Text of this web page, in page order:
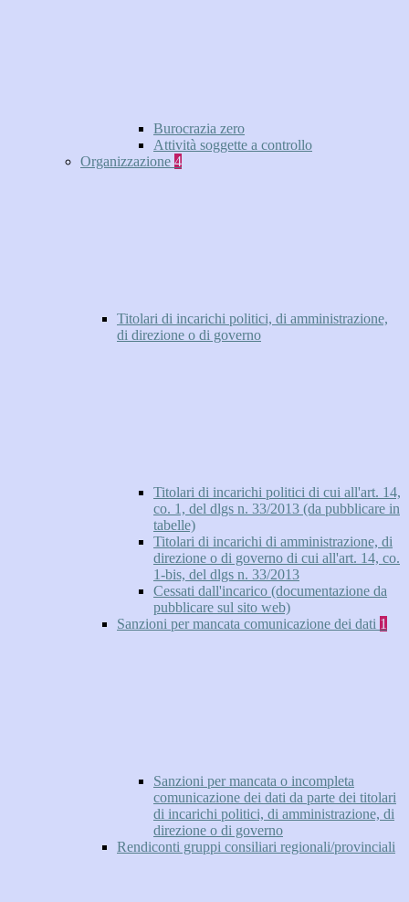
Burocrazia zero
Attività soggette a controllo
Organizzazione 4
Titolari di incarichi politici, di amministrazione,
di direzione o di governo
Titolari di incarichi politici di cui all'art. 14,
co. 1, del dlgs n. 33/2013 (da pubblicare in
tabelle)
Titolari di incarichi di amministrazione, di
direzione o di governo di cui all'art. 14, co.
1-bis, del dlgs n. 33/2013
Cessati dall'incarico (documentazione da
pubblicare sul sito web)
Sanzioni per mancata comunicazione dei dati 1
Sanzioni per mancata o incompleta
comunicazione dei dati da parte dei titolari
di incarichi politici, di amministrazione, di
direzione o di governo
Rendiconti gruppi consiliari regionali/provinciali